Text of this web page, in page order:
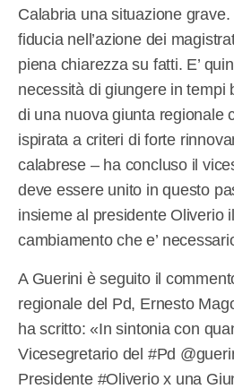
Calabria una situazione
fiducia nell’azione dei
piena chiarezza su fatti. E’
necessità di giungere in tempi
di una nuova giunta regionale
ispirata a criteri di forte
calabrese – ha concluso il
deve essere unito in questo
insieme al presidente Oliverio
cambiamento che e’
A Guerini è seguito il
regionale del Pd, Ernesto
ha scritto: «In sintonia con
Vicesegretario del #Pd
Presidente #Oliverio x una